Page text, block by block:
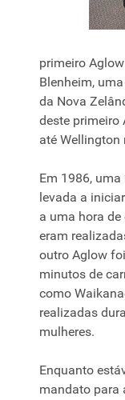
primeiro
Blenheim,
da Nova
deste primeiro
até Wellington
Em 1986,
levada a
a uma hora
eram
outro Aglow
minutos de
como
realizadas
mulheres.
Enquanto
mandato para